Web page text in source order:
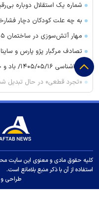
شماره یک استقلال دوباره
به چه علت کودکان دچار
مهار آتش‌سوزی در ساختمان ۵‌طبقه تبریز
تصادف مرگبار پژو پارس و ساینا در
هواشناسی ۱۴۰۵/۰۵/۱۶/ باد و خاک در استان‌ها تا ۵ روز آینده
«تجرد قطعی» در حال تبدیل
کدام گروههای کالایی مشمول
محسن رضایی: اجازه باز شدن
قیمت طلا جهانی امروز ۱۴۰۵/۰۵/۱۶
کلیه حقوق مادی و معنوی این سایت
استفاده از آن با ذکر منبع بلامانع است.
طراحی و